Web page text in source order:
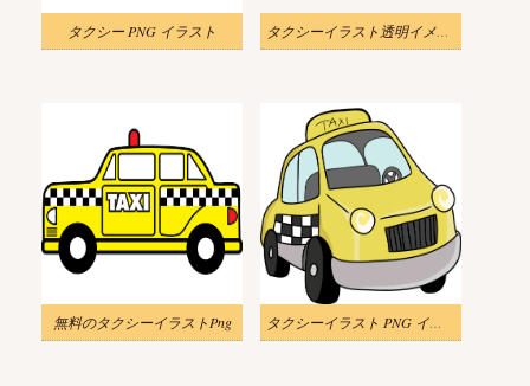
タクシー PNG イラスト タクシーイラスト透明イメージ
無料のタクシーイラストPng タクシーイラスト PNG イメージ